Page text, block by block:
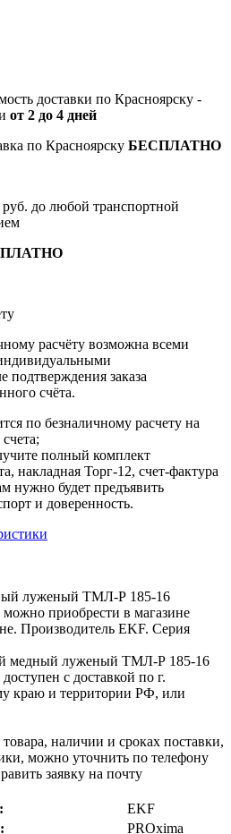
доставки по Красноярску -
от 2 до 4 дней
по Красноярску БЕСПЛАТНО
до любой транспортной
расчёту возможна всеми
подтверждения заказа
счёта.
по безналичному расчету на
полный комплект
накладная Торг-12, счет-фактура
нужно будет предъявить
и доверенность.
луженый ТМЛ-Р 185-16
приобрести в магазине
Производитель EKF. Серия
медный луженый ТМЛ-Р 185-16
с доставкой по г.
краю и территории РФ, или
наличии и сроках поставки,
можно уточнить по телефону
заявку на почту
EKF
PROxima